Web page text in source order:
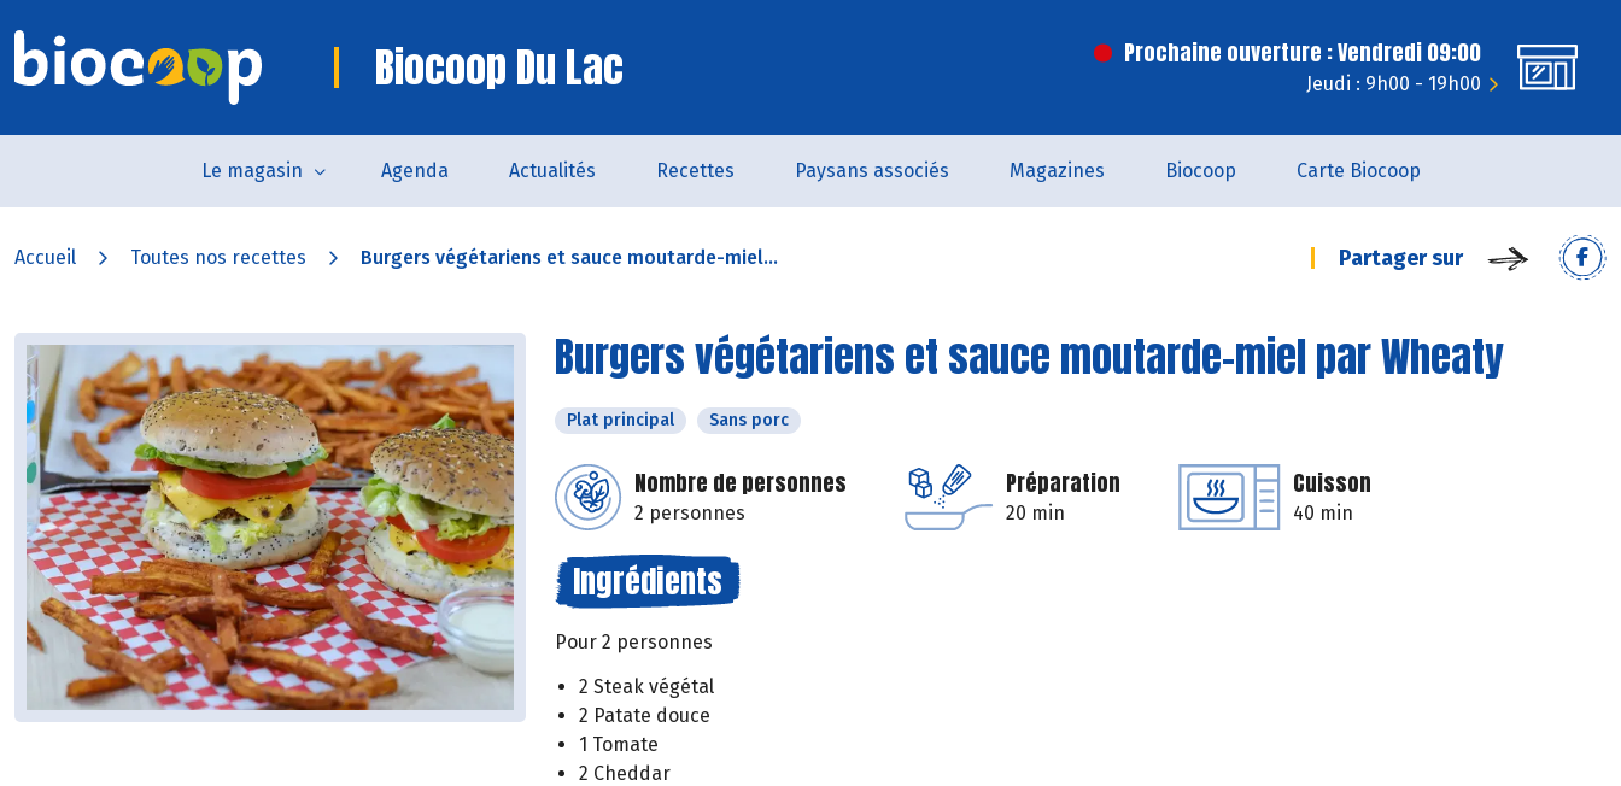
Biocoop Du Lac Prochaine ouverture : Vendredi 09:00
Jeudi : 9h00 - 19h00
Le magasin Agenda Actualités Recettes Paysans associés Magazines Biocoop Carte Biocoop
Accueil Toutes nos recettes Burgers végétariens et sauce moutarde-miel... Partager sur
Burgers végétariens et sauce moutarde-miel par Wheaty
Plat principal Sans porc
Nombre de personnes
2 personnes
Préparation
20 min
Cuisson
40 min
Ingrédients
Pour 2 personnes
2 Steak végétal
2 Patate douce
1 Tomate
2 Cheddar